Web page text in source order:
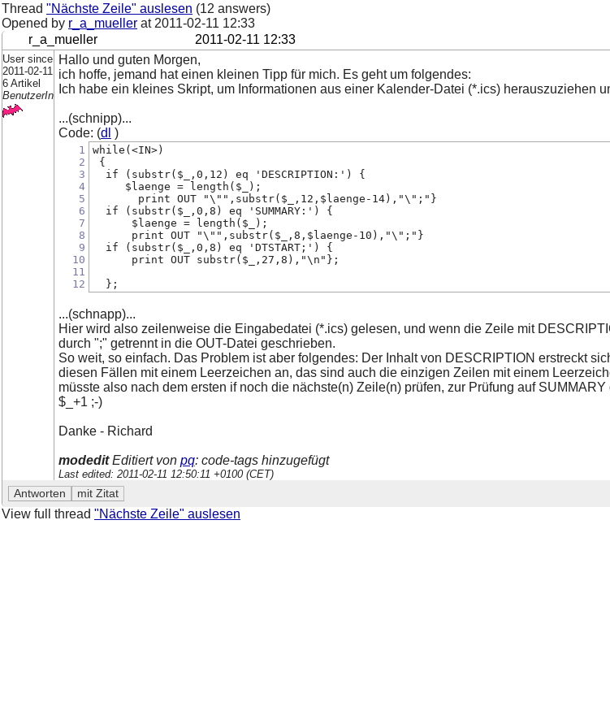
Thread "Nächste Zeile" auslesen (12 answers)
Opened by r_a_mueller at 2011-02-11 12:33
r_a_mueller
2011-02-11 12:33
User since
2011-02-11
6 Artikel
BenutzerIn
Hallo und guten Morgen,
ich hoffe, jemand hat einen kleinen Tipp für mich. Es geht um folgendes:
Ich habe ein kleines Skript, um Informationen aus einer Kalender-Datei (*.ics) herauszuziehen
...(schnipp)...
Code: (dl )
1
2
3
4
5
6
7
8
9
10
11
12
while(<IN>)
{
  if (substr($_,0,12) eq 'DESCRIPTION:') {
     $laenge = length($_);
       print OUT "\"",substr($_,12,$laenge-14),"\";"}
  if (substr($_,0,8) eq 'SUMMARY:') {
      $laenge = length($_);
      print OUT "\"",substr($_,8,$laenge-10),"\";"}
  if (substr($_,0,8) eq 'DTSTART;') {
      print OUT substr($_,27,8),"\n"};
  };
...(schnapp)...
Hier wird also zeilenweise die Eingabedatei (*.ics) gelesen, und wenn die Zeile mit
durch ";" getrennt in die OUT-Datei geschrieben.
So weit, so einfach. Das Problem ist aber folgendes: Der Inhalt von DESCRIPTION erstreckt
diesen Fällen mit einem Leerzeichen an, das sind auch die einzigen Zeilen mit einem
müsste also nach dem ersten if noch die nächste(n) Zeile(n) prüfen, zur Prüfung auf
$_+1 ;-)
Danke - Richard
modeditEditiert von pq: code-tags hinzugefügt
Last edited: 2011-02-11 12:50:11 +0100 (CET)
View full thread "Nächste Zeile" auslesen